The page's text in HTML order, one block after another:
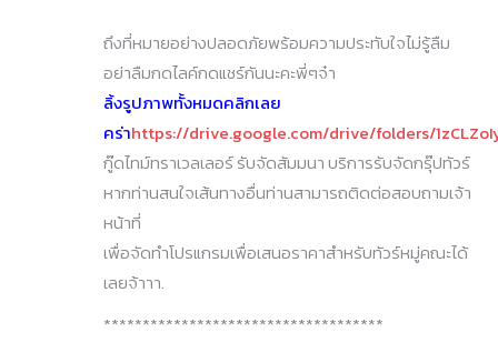
ถึงที่หมายอย่างปลอดภัยพร้อมความประทับใจไม่รู้ลืม
อย่าลืมกดไลค์กดแชร์กันนะคะพี่ๆจ๋า
ลิ้งรูปภาพทั้งหมดคลิกเลย
คร่าhttps://drive.google.com/drive/folders/
กู๊ดไทม์ทราเวลเลอร์ รับจัดสัมมนา บริการรับจัดกรุ๊ปทัวร์
หากท่านสนใจเส้นทางอื่นท่านสามารถติดต่อสอบถามเจ้า
หน้าที่
เพื่อจัดทำโปรแกรมเพื่อเสนอราคาสำหรับทัวร์หมู่คณะได้
เลยจ้าาา.
************************************